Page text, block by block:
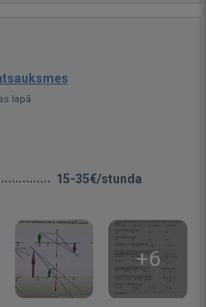
lapā
15-35€/stunda
+6